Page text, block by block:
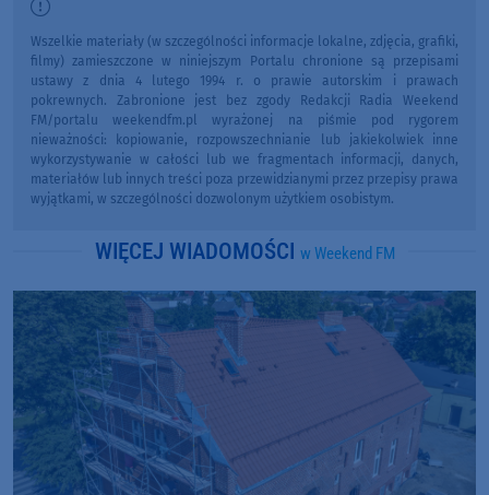
Wszelkie materiały (w szczególności informacje lokalne, zdjęcia, grafiki,
filmy) zamieszczone w niniejszym Portalu chronione są przepisami
ustawy z dnia 4 lutego 1994 r. o prawie autorskim i prawach
pokrewnych. Zabronione jest bez zgody Redakcji Radia Weekend
FM/portalu weekendfm.pl wyrażonej na piśmie pod rygorem
nieważności: kopiowanie, rozpowszechnianie lub jakiekolwiek inne
wykorzystywanie w całości lub we fragmentach informacji, danych,
materiałów lub innych treści poza przewidzianymi przez przepisy prawa
wyjątkami, w szczególności dozwolonym użytkiem osobistym.
WIĘCEJ WIADOMOŚCI w Weekend FM